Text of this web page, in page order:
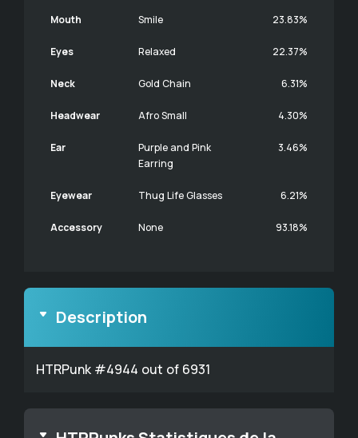
Mouth Smile 23.83%
Eyes Relaxed 22.37%
Neck Gold Chain 6.31%
Headwear Afro Small 4.30%
Ear
Purple and Pink
Earring
3.46%
Eyewear Thug Life Glasses 6.21%
Accessory None 93.18%
Description
HTRPunk #4944 out of 6931